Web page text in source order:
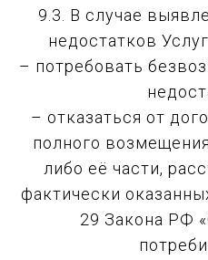
9.3. В случае
недостатков
– потребовать
– отказаться от
полного
либо её части,
фактически
29 Закона РФ